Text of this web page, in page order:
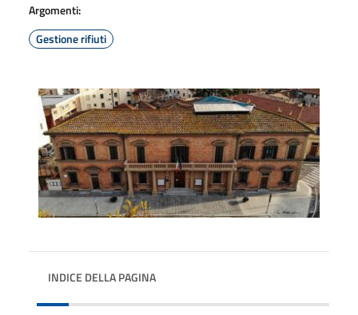
Argomenti:
Gestione rifiuti
INDICE DELLA PAGINA